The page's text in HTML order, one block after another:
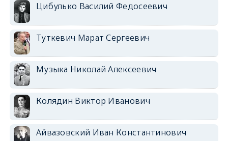
Цибулько Василий Федосеевич
Туткевич Марат Сергеевич
Музыка Николай Алексеевич
Колядин Виктор Иванович
Айвазовский Иван Константинович